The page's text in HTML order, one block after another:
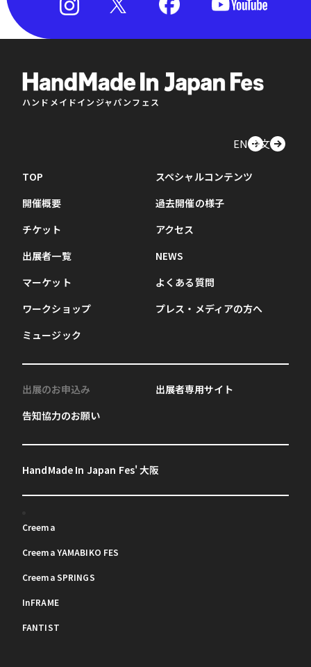
ハンドメイドインジャパンフェス
EN中文
TOP
開催概要
チケット
出展者一覧
マーケット
ワークショップ
ミュージック
スペシャルコンテンツ
過去開催の様子
アクセス
NEWS
よくある質問
プレス・メディアの方へ
出展のお申込み
告知協力のお願い
出展者専用サイト
HandMade In Japan Fes' 大阪
Creema
Creema YAMABIKO FES
Creema SPRINGS
InFRAME
FANTIST